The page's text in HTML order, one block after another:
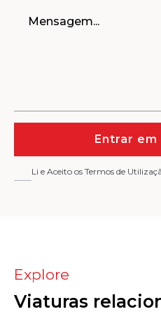
Entrar
Li e Aceito os Termos de
Explore
Viaturas